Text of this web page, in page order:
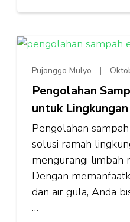
Pujonggo Mulyo
Pengolahan
untuk
Pengolahan
solusi ramah
mengurangi limbah
Dengan
dan air gula, Anda
…